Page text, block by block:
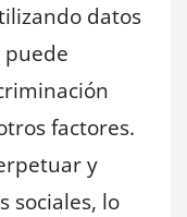
datos
puede
factores.
y
sociales, lo